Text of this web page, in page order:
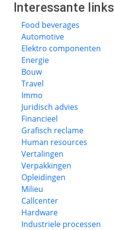
Interessante links
Food beverages
Automotive
Elektro componenten
Energie
Bouw
Travel
Immo
Juridisch advies
Financieel
Grafisch reclame
Human resources
Vertalingen
Verpakkingen
Opleidingen
Milieu
Callcenter
Hardware
Industriele processen